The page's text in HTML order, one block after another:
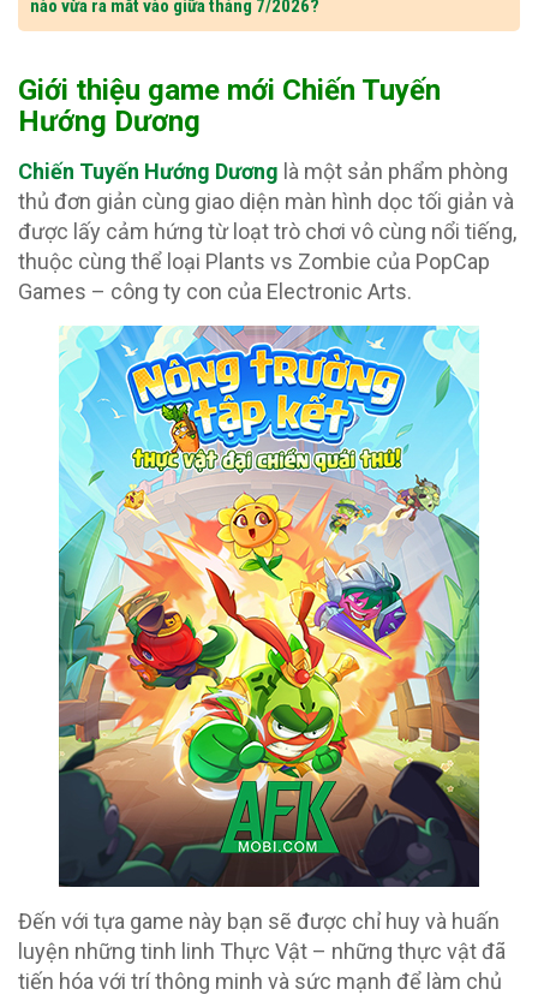
nào vừa ra mắt vào giữa tháng 7/2026?
Giới thiệu game mới Chiến Tuyến
Hướng Dương
Chiến Tuyến Hướng Dương là một sản phẩm phòng
thủ đơn giản cùng giao diện màn hình dọc tối giản và
được lấy cảm hứng từ loạt trò chơi vô cùng nổi tiếng,
thuộc cùng thể loại Plants vs Zombie của PopCap
Games – công ty con của Electronic Arts.
Đến với tựa game này bạn sẽ được chỉ huy và huấn
luyện những tinh linh Thực Vật – những thực vật đã
tiến hóa với trí thông minh và sức mạnh để làm chủ